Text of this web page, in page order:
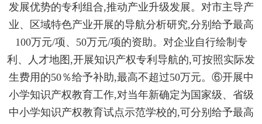
发展优势的专利组合,推动产业升级发展。对市主导产
业、区域特色产业开展的导航分析研究,分别给予最高
100万元/项、50万元/项的资助。对企业自行绘制专
利、人才地图,开展知识产权专利导航的,可按照实际发
生费用的50％给予补助,最高不超过50万元。⑥开展中
小学知识产权教育工作,对当年新确定为国家级、省级
中小学知识产权教育试点示范学校的,可分别给予最高